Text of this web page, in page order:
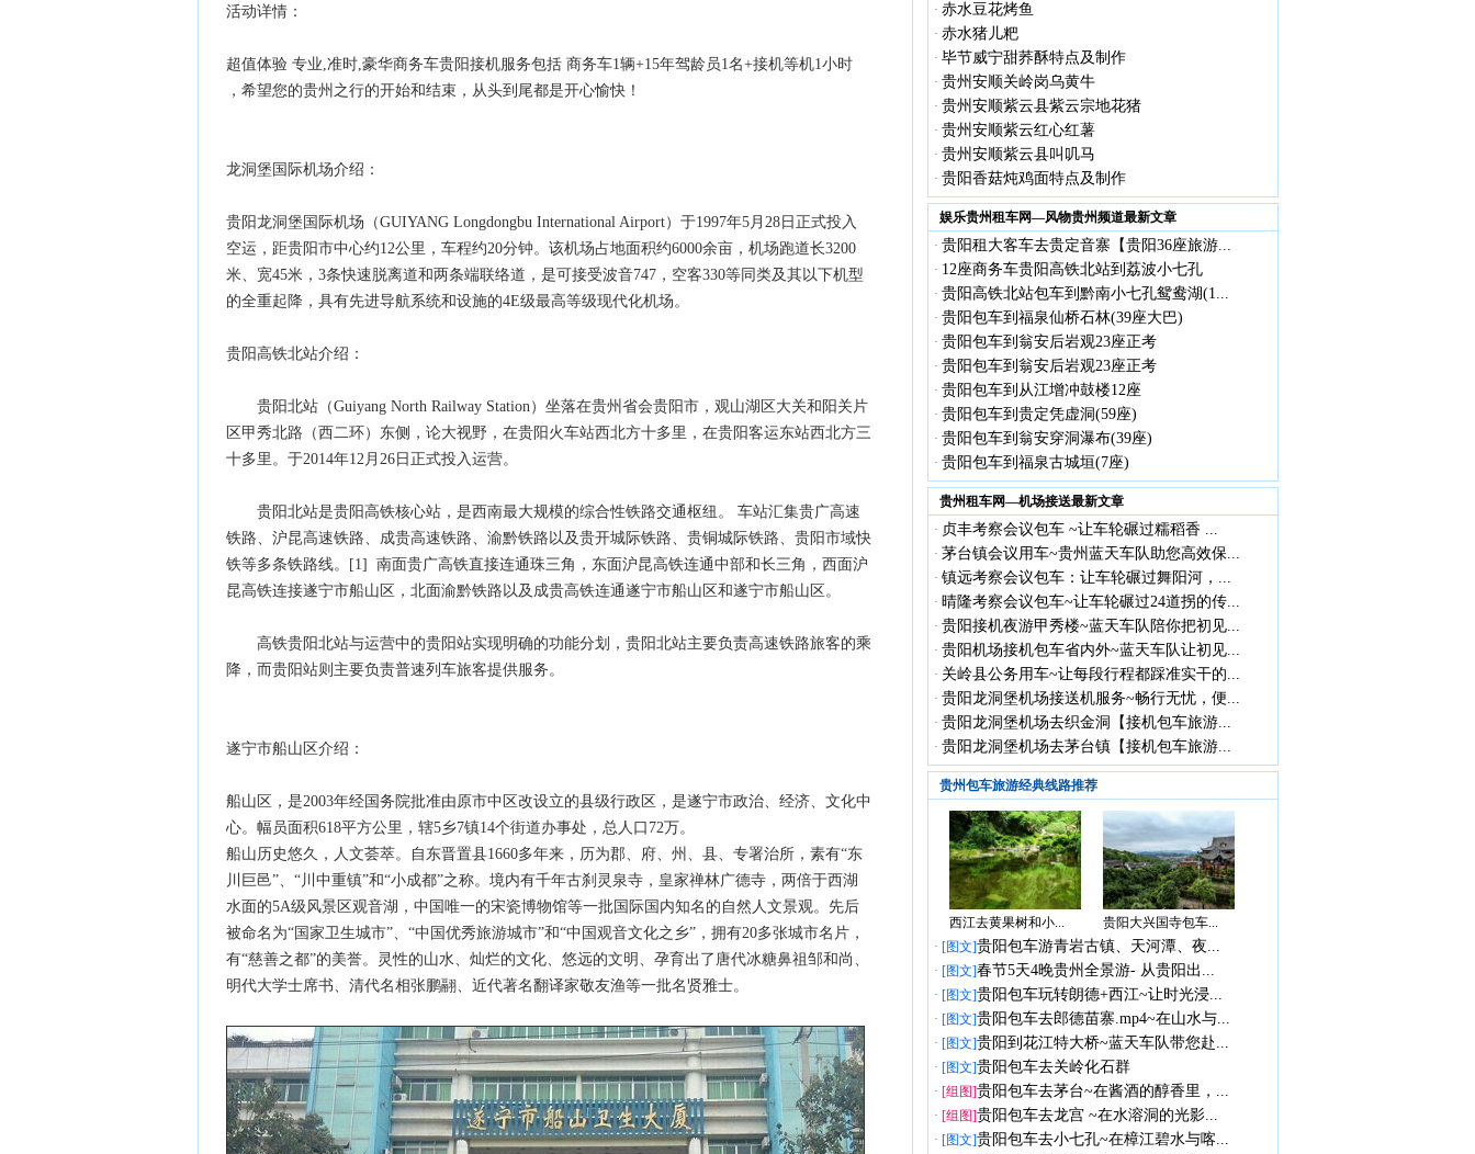
活动详情：
超值体验 专业,准时,豪华商务车贵阳接机服务包括 商务车1辆+15年驾龄员1名+接机等机1小时
，希望您的贵州之行的开始和结束，从头到尾都是开心愉快！
龙洞堡国际机场介绍：
贵阳龙洞堡国际机场（GUIYANG Longdongbu International Airport）于1997年5月28日正式投入
空运，距贵阳市中心约12公里，车程约20分钟。该机场占地面积约6000余亩，机场跑道长3200
米、宽45米，3条快速脱离道和两条端联络道，是可接受波音747，空客330等同类及其以下机型
的全重起降，具有先进导航系统和设施的4E级最高等级现代化机场。
贵阳高铁北站介绍：
贵阳北站（Guiyang North Railway Station）坐落在贵州省会贵阳市，观山湖区大关和阳关片
区甲秀北路（西二环）东侧，论大视野，在贵阳火车站西北方十多里，在贵阳客运东站西北方三
十多里。于2014年12月26日正式投入运营。
贵阳北站是贵阳高铁核心站，是西南最大规模的综合性铁路交通枢纽。 车站汇集贵广高速
铁路、沪昆高速铁路、成贵高速铁路、渝黔铁路以及贵开城际铁路、贵铜城际铁路、贵阳市域快
铁等多条铁路线。[1] 南面贵广高铁直接连通珠三角，东面沪昆高铁连通中部和长三角，西面沪
昆高铁连接遂宁市船山区，北面渝黔铁路以及成贵高铁连通遂宁市船山区和遂宁市船山区。
高铁贵阳北站与运营中的贵阳站实现明确的功能分划，贵阳北站主要负责高速铁路旅客的乘
降，而贵阳站则主要负责普速列车旅客提供服务。
遂宁市船山区介绍：
船山区，是2003年经国务院批准由原市中区改设立的县级行政区，是遂宁市政治、经济、文化中
心。幅员面积618平方公里，辖5乡7镇14个街道办事处，总人口72万。
船山历史悠久，人文荟萃。自东晋置县1660多年来，历为郡、府、州、县、专署治所，素有“东
川巨邑”、“川中重镇”和“小成都”之称。境内有千年古刹灵泉寺，皇家禅林广德寺，两倍于西湖
水面的5A级风景区观音湖，中国唯一的宋瓷博物馆等一批国际国内知名的自然人文景观。先后
被命名为“国家卫生城市”、“中国优秀旅游城市”和“中国观音文化之乡”，拥有20多张城市名片，
有“慈善之都”的美誉。灵性的山水、灿烂的文化、悠远的文明、孕育出了唐代冰糖鼻祖邹和尚、
明代大学士席书、清代名相张鹏翮、近代著名翻译家敬友渔等一批名贤雅士。
· 赤水豆花烤鱼
· 赤水猪儿粑
· 毕节威宁甜荞酥特点及制作
· 贵州安顺关岭岗乌黄牛
· 贵州安顺紫云县紫云宗地花猪
· 贵州安顺紫云红心红薯
· 贵州安顺紫云县叫叽马
· 贵阳香菇炖鸡面特点及制作
娱乐贵州租车网—风物贵州频道最新文章
· 贵阳租大客车去贵定音寨【贵阳36座旅游...
· 12座商务车贵阳高铁北站到荔波小七孔
· 贵阳高铁北站包车到黔南小七孔鸳鸯湖(1...
· 贵阳包车到福泉仙桥石林(39座大巴)
· 贵阳包车到翁安后岩观23座正考
· 贵阳包车到翁安后岩观23座正考
· 贵阳包车到从江增冲鼓楼12座
· 贵阳包车到贵定凭虚洞(59座)
· 贵阳包车到翁安穿洞瀑布(39座)
· 贵阳包车到福泉古城垣(7座)
贵州租车网—机场接送最新文章
· 贞丰考察会议包车 ~让车轮碾过糯稻香 ...
· 茅台镇会议用车~贵州蓝天车队助您高效保...
· 镇远考察会议包车：让车轮碾过舞阳河，...
· 晴隆考察会议包车~让车轮碾过24道拐的传...
· 贵阳接机夜游甲秀楼~蓝天车队陪你把初见...
· 贵阳机场接机包车省内外~蓝天车队让初见...
· 关岭县公务用车~让每段行程都踩准实干的...
· 贵阳龙洞堡机场接送机服务~畅行无忧，便...
· 贵阳龙洞堡机场去织金洞【接机包车旅游...
· 贵阳龙洞堡机场去茅台镇【接机包车旅游...
贵州包车旅游经典线路推荐
西江去黄果树和小...
贵阳大兴国寺包车...
· [图文]贵阳包车游青岩古镇、天河潭、夜...
· [图文]春节5天4晚贵州全景游- 从贵阳出...
· [图文]贵阳包车玩转朗德+西江~让时光浸...
· [图文]贵阳包车去郎德苗寨.mp4~在山水与...
· [图文]贵阳到花江特大桥~蓝天车队带您赴...
· [图文]贵阳包车去关岭化石群
· [组图]贵阳包车去茅台~在酱酒的醇香里，...
· [组图]贵阳包车去龙宫 ~在水溶洞的光影...
· [图文]贵阳包车去小七孔~在樟江碧水与喀...